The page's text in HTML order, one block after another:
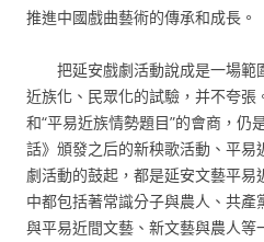
推進中國戲曲藝術的傳承和成長。
把延安戲劇活動說成是一場範
近族化、民眾化的試驗，并不夸張
和“平易近族情勢題目”的會商，仍
話》頒發之后的新秧歌活動、平
劇活動的鼓起，都是延安文藝平
中都包括著常識分子與農人、共
與平易近間文藝、新文藝與農人